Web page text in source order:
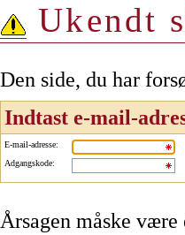
Ukendt
Den side, du har
Indtast e-mail-
E-mail-adresse:
Adgangskode:
Årsagen måske